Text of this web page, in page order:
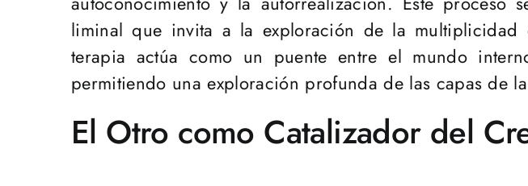
liminal que invita a la exploración de la
terapia actúa como un puente entre el mundo
permitiendo una exploración profunda de las capas de
El Otro como Catalizador del